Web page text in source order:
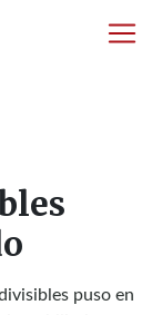
puso en